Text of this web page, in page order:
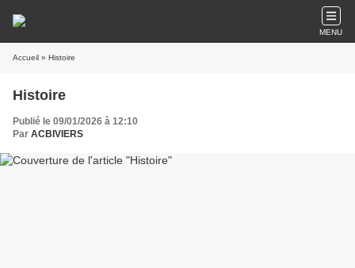
MENU
Accueil » Histoire
Histoire
Publié le 09/01/2026 à 12:10
Par ACBIVIERS